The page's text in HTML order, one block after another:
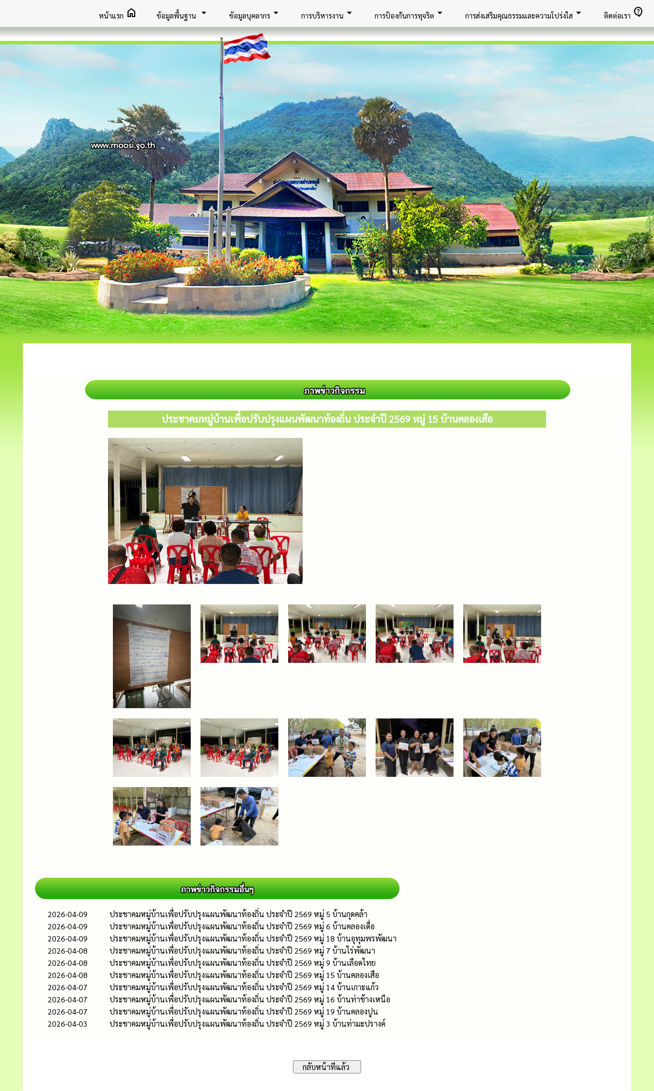
หน้าแรก home ข้อมูลพื้นฐาน arrow_drop_down ข้อมูลบุคลากร arrow_drop_down การบริหารงาน arrow_drop_down การป้องกันการทุจริต arrow_drop_down การส่งเสริมคุณธรรมและความโปร่งใส arrow_drop_down ติดต่อเรา contact_support
ประชาคมหมู่บ้านเพื่อปรับปรุงแผนพัฒนาท้องถิ่น ประจำปี 2569 หมู่ 15 บ้านคลองเสือ
2026-04-09
ประชาคมหมู่บ้านเพื่อปรับปรุงแผนพัฒนาท้องถิ่น ประจำปี 2569 หมู่ 5 บ้านกุดคล้า
2026-04-09
ประชาคมหมู่บ้านเพื่อปรับปรุงแผนพัฒนาท้องถิ่น ประจำปี 2569 หมู่ 6 บ้านคลองเดื่อ
2026-04-09
ประชาคมหมู่บ้านเพื่อปรับปรุงแผนพัฒนาท้องถิ่น ประจำปี 2569 หมู่ 18 บ้านอุทุมพรพัฒนา
2026-04-08
ประชาคมหมู่บ้านเพื่อปรับปรุงแผนพัฒนาท้องถิ่น ประจำปี 2569 หมู่ 7 บ้านไร่พัฒนา
2026-04-08
ประชาคมหมู่บ้านเพื่อปรับปรุงแผนพัฒนาท้องถิ่น ประจำปี 2569 หมู่ 9 บ้านเลือดไทย
2026-04-08
ประชาคมหมู่บ้านเพื่อปรับปรุงแผนพัฒนาท้องถิ่น ประจำปี 2569 หมู่ 15 บ้านคลองเสือ
2026-04-07
ประชาคมหมู่บ้านเพื่อปรับปรุงแผนพัฒนาท้องถิ่น ประจำปี 2569 หมู่ 14 บ้านเกาะแก้ว
2026-04-07
ประชาคมหมู่บ้านเพื่อปรับปรุงแผนพัฒนาท้องถิ่น ประจำปี 2569 หมู่ 16 บ้านท่าช้างเหนือ
2026-04-07
ประชาคมหมู่บ้านเพื่อปรับปรุงแผนพัฒนาท้องถิ่น ประจำปี 2569 หมู่ 19 บ้านคลองปูน
2026-04-03
ประชาคมหมู่บ้านเพื่อปรับปรุงแผนพัฒนาท้องถิ่น ประจำปี 2569 หมู่ 3 บ้านท่ามะปรางค์